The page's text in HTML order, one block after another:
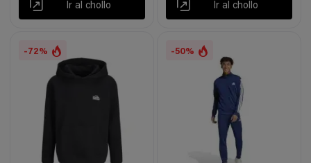
Ir al chollo Ir al chollo
-72% -50%